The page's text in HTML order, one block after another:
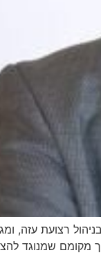
של הרשות הפלסטינית
מקומם שמנוגד